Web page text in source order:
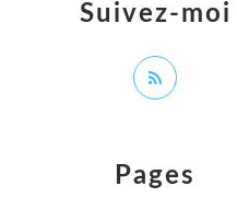
Pages
Suivez-moi